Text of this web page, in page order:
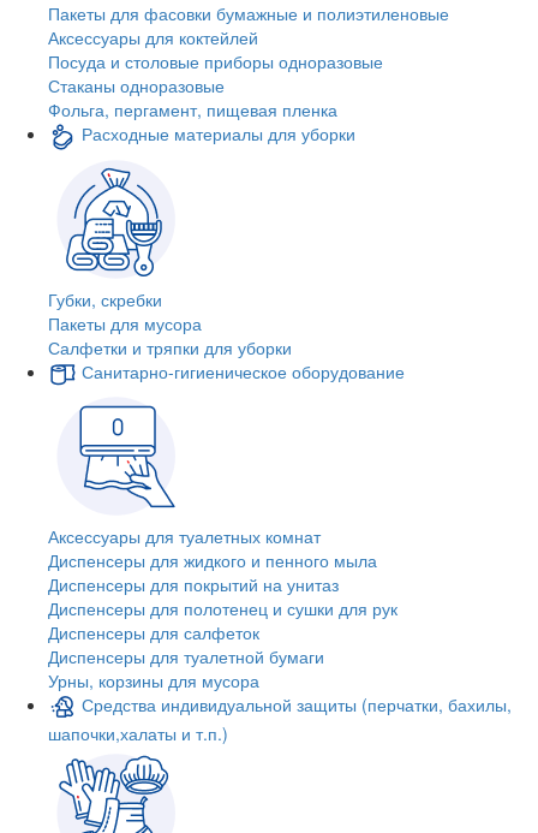
Пакеты для фасовки бумажные и полиэтиленовые
Аксессуары для коктейлей
Посуда и столовые приборы одноразовые
Стаканы одноразовые
Фольга, пергамент, пищевая пленка
Расходные материалы для уборки
Губки, скребки
Пакеты для мусора
Салфетки и тряпки для уборки
Санитарно-гигиеническое оборудование
Аксессуары для туалетных комнат
Диспенсеры для жидкого и пенного мыла
Диспенсеры для покрытий на унитаз
Диспенсеры для полотенец и сушки для рук
Диспенсеры для салфеток
Диспенсеры для туалетной бумаги
Урны, корзины для мусора
Средства индивидуальной защиты (перчатки, бахилы,
шапочки,халаты и т.п.)